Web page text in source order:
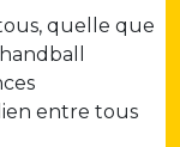
quelle que
entre tous